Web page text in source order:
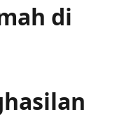
di